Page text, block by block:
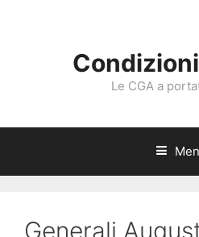
Le CGA a
Generali